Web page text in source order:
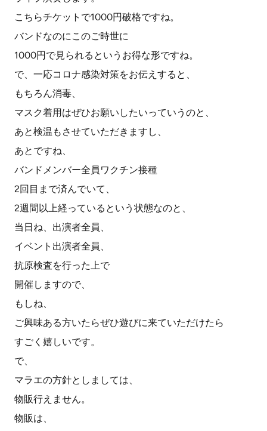
こちらチケットで1000円破格ですね。
バンドなのにこのご時世に
1000円で見られるというお得な形ですね。
で、一応コロナ感染対策をお伝えすると、
もちろん消毒、
マスク着用はぜひお願いしたいっていうのと、
あと検温もさせていただきますし、
あとですね、
バンドメンバー全員ワクチン接種
2回目まで済んでいて、
2週間以上経っているという状態なのと、
当日ね、出演者全員、
イベント出演者全員、
抗原検査を行った上で
開催しますので、
もしね、
ご興味ある方いたらぜひ遊びに来ていただけたら
すごく嬉しいです。
で、
マラエの方針としましては、
物販行えません。
物販は、